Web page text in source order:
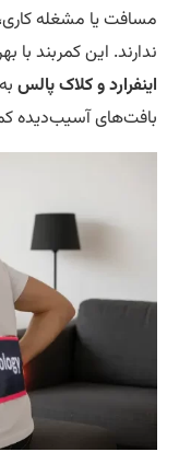
یا مشغله کاری،
این کمربند با
و کلاک پالسبه
آسیب‌دیده کمک